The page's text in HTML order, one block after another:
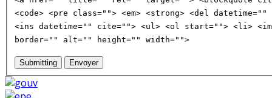
<code> <pre class=""> <em> <strong> <del
<ins datetime="" cite=""> <ul> <ol start=""> <li>
border="" alt="" height="" width="">
Submitting Envoyer